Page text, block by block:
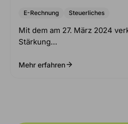
E-Rechnung Steuerliches
Mit dem am 27. März 2024
Stärkung…
Mehr erfahren